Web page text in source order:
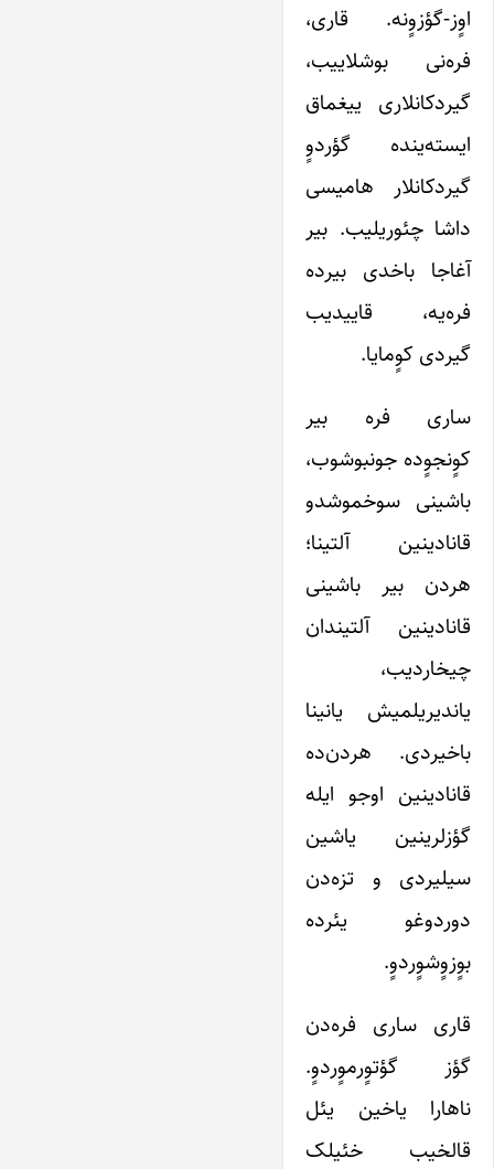
اوٍز-گؤزوٍنه. قاری،
فره‌نی بوشلاییب،
گیردکانلاری ییغماق
ایسته‌ینده گؤردوٍ
گیردکانلار هامیسی
داشا چئوریلیب. بیر
آغاجا باخدی بیرده
فره‌یه، قاییدیب
گیردی کوٍمایا.
ساری فره بیر
کوٍنجوٍده جونبوشوب،
باشینی سوخموشدو
قانادینین آلتینا؛
هردن بیر باشینی
قانادینین آلتیندان
چیخاردیب،
یاندیریلمیش یانینا
باخیردی. هردن‌ده
قانادینین اوجو ایله
گؤزلرینین یاشین
سیلیردی و تزه‌دن
دوردوغو یئرده
بوٍزوٍشوٍردوٍ.
قاری ساری فره‌دن
گؤز گؤتوٍرموٍردوٍ.
ناهارا یاخین یئل
قالخیب خئیلک